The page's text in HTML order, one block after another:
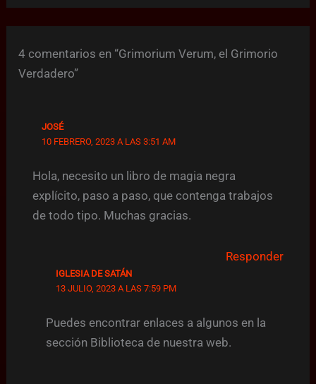
4 comentarios en “Grimorium Verum, el Grimorio
Verdadero”
JOSÉ
10 FEBRERO, 2023 A LAS 3:51 AM
Hola, necesito un libro de magia negra
explícito, paso a paso, que contenga trabajos
de todo tipo. Muchas gracias.
Responder
IGLESIA DE SATÁN
13 JULIO, 2023 A LAS 7:59 PM
Puedes encontrar enlaces a algunos en la
sección Biblioteca de nuestra web.